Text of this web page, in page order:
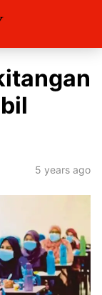
5 years ago